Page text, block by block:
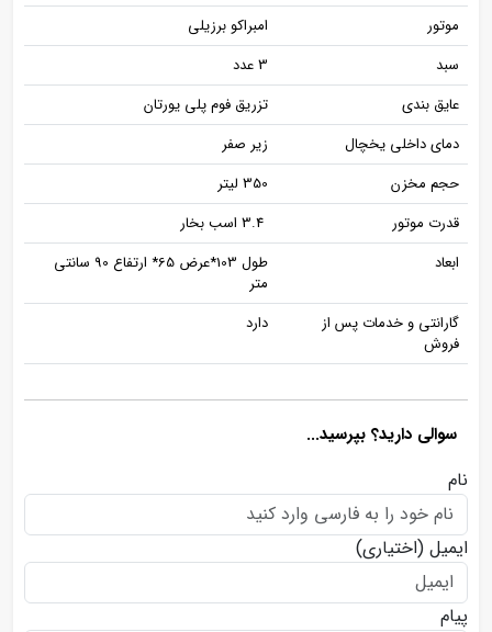
موتور
امبراکو برزیلی
سبد
3 عدد
عایق بندی
تزریق فوم پلی یورتان
دمای داخلی یخچال
زیر صفر
حجم مخزن
350 لیتر
قدرت موتور
ابعاد
طول 103*عرض 65* ارتفاع 90 سانتی
متر
گارانتی و خدمات پس از
فروش
دارد
سوالی دارید؟ بپرسید...
نام
ایمیل (اختیاری)
پیام